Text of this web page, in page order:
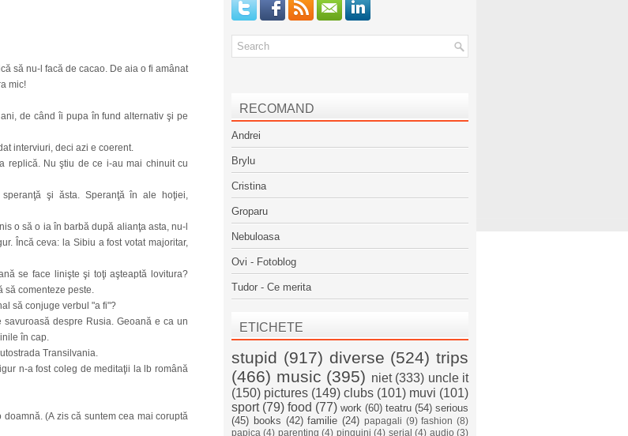
să nu-l facă de cacao. De aia o fi amânat
mic!
de când îi pupa în fund alternativ şi pe
interviuri, deci azi e coerent.
replică. Nu ştiu de ce i-au mai chinuit cu
şi ăsta. Speranţă în ale hoţiei,
o să o ia în barbă după alianţa asta, nu-l
Încă ceva: la Sibiu a fost votat majoritar,
se face linişte şi toţi aşteaptă lovitura?
să comenteze peste.
să conjuge verbul "a fi"?
despre Rusia. Geoană e ca un
în cap.
Transilvania.
n-a fost coleg de meditaţii la lb română
(A zis că suntem cea mai coruptă
RECOMAND
Andrei
Brylu
Cristina
Groparu
Nebuloasa
Ovi - Fotoblog
Tudor - Ce merita
ETICHETE
stupid (917) diverse (524) trips
(466) music (395) niet (333) uncle it
(150) pictures (149) clubs (101) muvi (101)
sport (79) food (77) work (60) teatru (54) serious
(45) books (42) familie (24) papagali (9) fashion (8)
papica (4) parenting (4) pinguini (4) serial (4) audio (3)